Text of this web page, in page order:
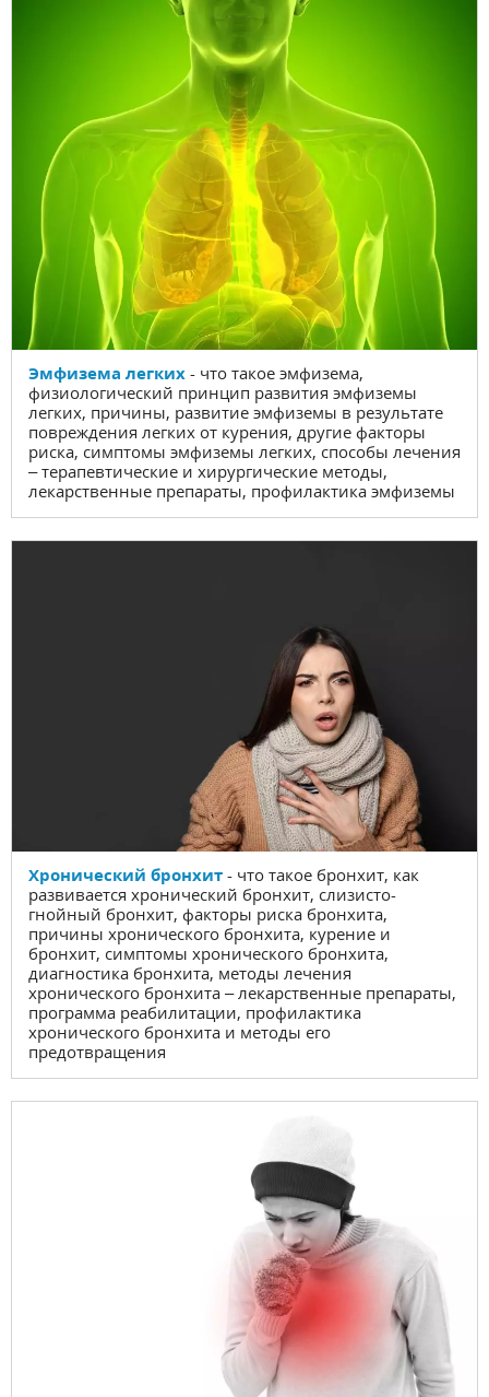
Эмфизема легких - что такое эмфизема,
физиологический принцип развития эмфиземы
легких, причины, развитие эмфиземы в результате
повреждения легких от курения, другие факторы
риска, симптомы эмфиземы легких, способы лечения
– терапевтические и хирургические методы,
лекарственные препараты, профилактика эмфиземы
Хронический бронхит - что такое бронхит, как
развивается хронический бронхит, слизисто-
гнойный бронхит, факторы риска бронхита,
причины хронического бронхита, курение и
бронхит, симптомы хронического бронхита,
диагностика бронхита, методы лечения
хронического бронхита – лекарственные препараты,
программа реабилитации, профилактика
хронического бронхита и методы его
предотвращения